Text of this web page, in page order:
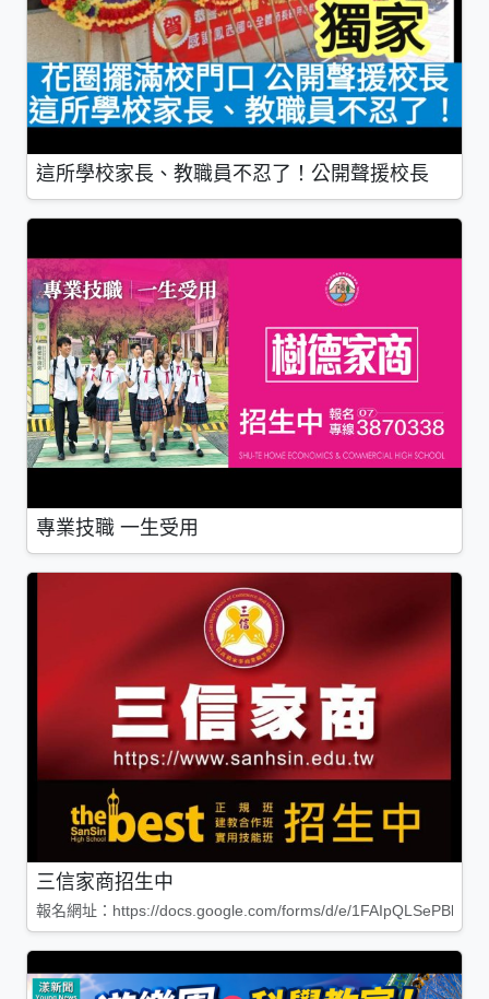
這所學校家長、教職員不忍了！公開聲援校長
專業技職 一生受用
三信家商招生中
報名網址：https://docs.google.com/forms/d/e/